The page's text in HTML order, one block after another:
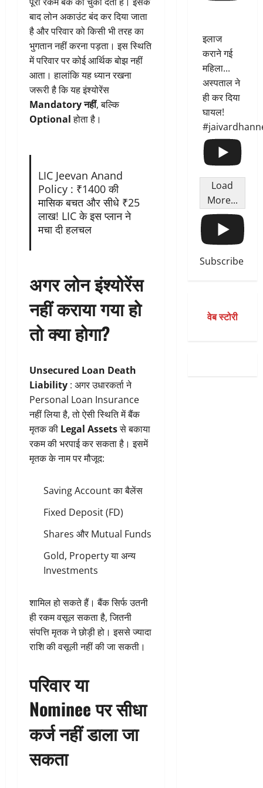
बाद लोन अकाउंट बंद कर दिया जाता
है और परिवार को किसी भी तरह का
भुगतान नहीं करना पड़ता। इस स्थिति
में परिवार पर कोई आर्थिक बोझ नहीं
आता। हालांकि यह ध्यान रखना
जरूरी है कि यह इंश्योरेंस
Mandatory नहीं, बल्कि
Optionalहोता है।
LIC Jeevan Anand
Policy : ₹1400 की
मासिक बचत और सीधे ₹25
लाख! LIC के इस प्लान ने
मचा दी हलचल
अगर लोन इंश्योरेंस
नहीं कराया गया हो
तो क्या होगा?
Unsecured Loan Death
Liability : अगर उधारकर्ता ने
Personal Loan Insurance
नहीं लिया है, तो ऐसी स्थिति में बैंक
मृतक की Legal Assetsसे बकाया
रकम की भरपाई कर सकता है। इसमें
मृतक के नाम पर मौजूद:
Saving Account का बैलेंस
Fixed Deposit (FD)
Shares और Mutual Funds
Gold, Property या अन्य
Investments
शामिल हो सकते हैं। बैंक सिर्फ उतनी
ही रकम वसूल सकता है, जितनी
संपत्ति मृतक ने छोड़ी हो। इससे ज्यादा
राशि की वसूली नहीं की जा सकती।
परिवार या
Nominee पर सीधा
कर्ज नहीं डाला जा
सकता
इलाज
कराने गई
महिला...
अस्पताल ने
ही कर दिया
घायल!
Load
More...
Subscribe
वेब स्टोरी